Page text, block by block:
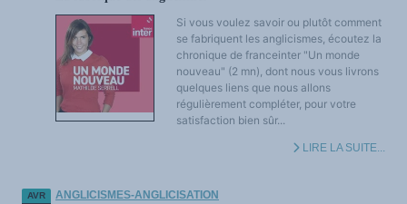
Si vous voulez savoir ou plutôt comment
se fabriquent les anglicismes, écoutez la
chronique de franceinter "Un monde
nouveau" (2 mn), dont nous vous livrons
quelques liens que nous allons
régulièrement compléter, pour votre
satisfaction bien sûr...
LIRE LA SUITE...
AVR
ANGLICISMES-ANGLICISATION